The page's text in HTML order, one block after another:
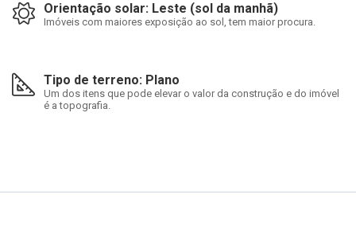
Orientação solar: Leste (sol da manhã)
Imóveis com maiores exposição ao sol, tem maior procura.
Tipo de terreno: Plano
Um dos itens que pode elevar o valor da construção e do imóvel
é a topografia.